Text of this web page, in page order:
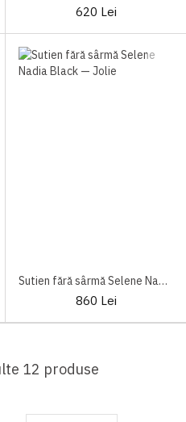
620 Lei
Sutien fără sârmă Selene Nadia Black
860 Lei
12 produse